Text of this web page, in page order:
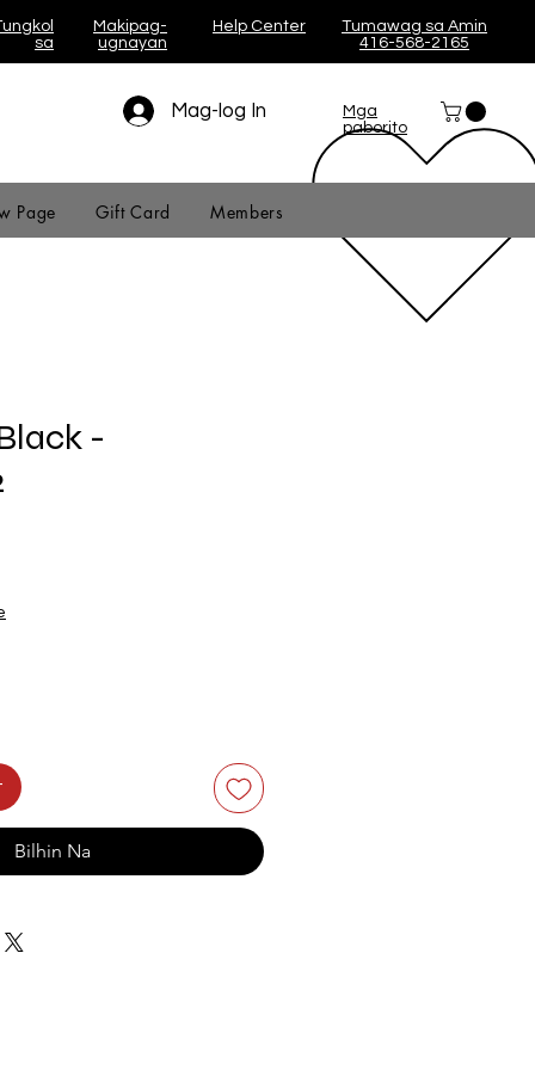
sa
Makipag-
ugnayan
Help Center
Tumawag sa Amin
416-568-2165
Mag-log In
Mga
paborito
Page Gift Card Members
-
Bilhin Na